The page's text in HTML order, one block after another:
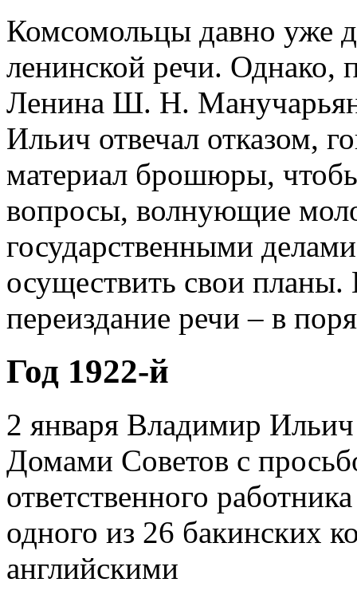
Комсомольцы давно уже
ленинской речи. Однако,
Ленина Ш. Н.
Ильич отвечал отказом,
материал брошюры,
вопросы, волнующие
государственными
осуществить свои планы.
переиздание речи – в
Год 1922-й
2 января Владимир
Домами Советов с
ответственного
одного из 26 бакинских
английскими